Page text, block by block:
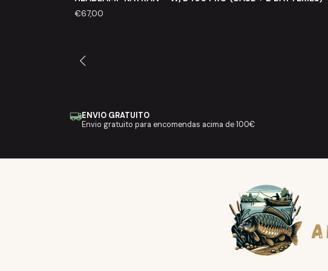
€67,00
ENVIO GRATUITO
Envio gratuito para encomendas acima de 100€